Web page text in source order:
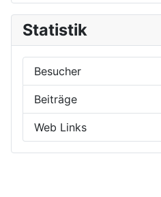
Statistik
Besucher
Beiträge
Web Links